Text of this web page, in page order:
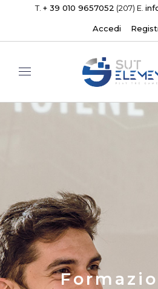
T. + 39 010 9657052 (207) E.
Accedi